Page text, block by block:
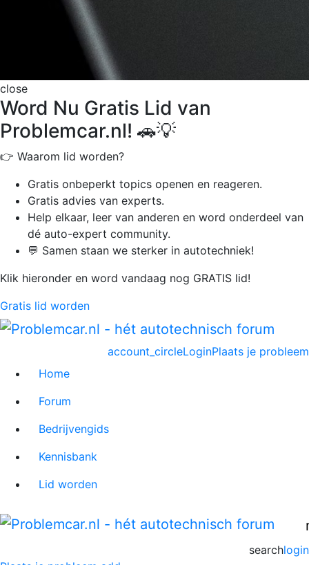
close
Word Nu Gratis Lid van
Problemcar.nl! 🚗💡
👉 Waarom lid worden?
Gratis onbeperkt topics openen en reageren.
Gratis advies van experts.
Help elkaar, leer van anderen en word onderdeel van
dé auto-expert community.
💬 Samen staan we sterker in autotechniek!
Klik hieronder en word vandaag nog GRATIS lid!
Gratis lid worden
Plaats je probleem
account_circleLogin
Home
Forum
Bedrijvengids
Kennisbank
Lid worden
login
search